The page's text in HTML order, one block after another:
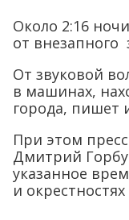
Около 2:16
от внезапного
От звуковой
в машинах,
города, пишет
При этом
Дмитрий
указанное
и